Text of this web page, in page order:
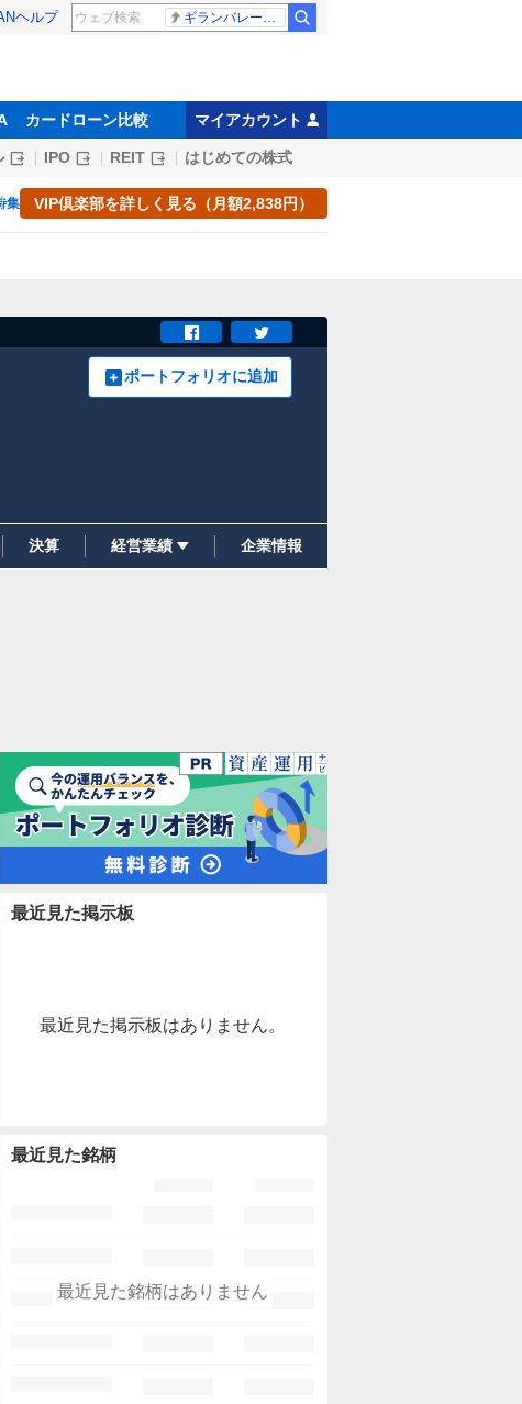
ヘルプ ギランバレー症候群
カードローン比較 マイアカウント
IPO REIT はじめての株式
集 VIP倶楽部を詳しく見る（月額2,838円）
ポートフォリオに追加
決算 経営業績 企業情報
最近見た掲示板
最近見た掲示板はありません。
最近見た銘柄
最近見た銘柄はありません